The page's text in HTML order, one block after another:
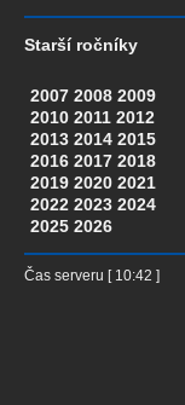
Starší ročníky
2007 2008 2009
2010 2011 2012
2013 2014 2015
2016 2017 2018
2019 2020 2021
2022 2023 2024
2025 2026
Čas serveru [ 10:42 ]